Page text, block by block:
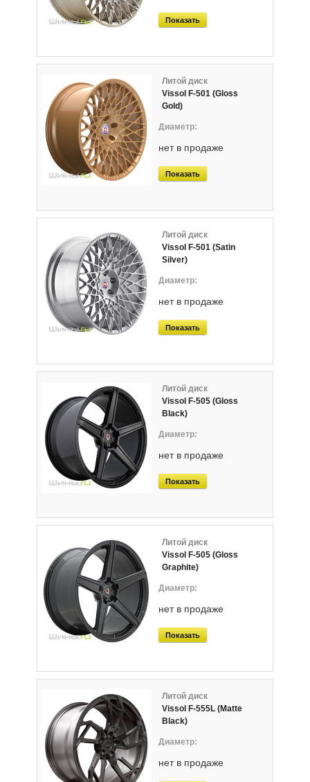
Показать
Литой диск
Vissol F-501 (Gloss
Gold)
нет в продаже
Показать
Литой диск
Vissol F-501 (Satin
Silver)
нет в продаже
Показать
Литой диск
Vissol F-505 (Gloss
Black)
нет в продаже
Показать
Литой диск
Vissol F-505 (Gloss
Graphite)
нет в продаже
Показать
Литой диск
Vissol F-555L (Matte
Black)
нет в продаже